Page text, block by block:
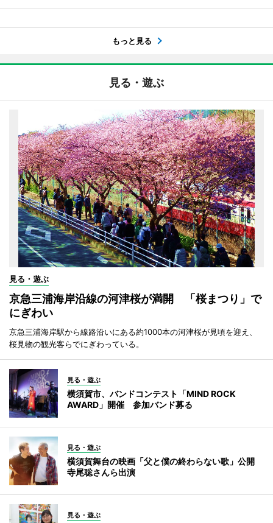
もっと見る
見る・遊ぶ
見る・遊ぶ
京急三浦海岸沿線の河津桜が満開 「桜まつり」で
にぎわい
京急三浦海岸駅から線路沿いにある約1000本の河津桜が見頃を迎え、
桜見物の観光客らでにぎわっている。
見る・遊ぶ
横須賀市、バンドコンテスト「MIND ROCK
AWARD」開催 参加バンド募る
見る・遊ぶ
横須賀舞台の映画「父と僕の終わらない歌」公開
寺尾聡さんら出演
見る・遊ぶ